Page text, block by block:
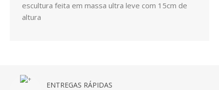
escultura feita em massa ultra leve com 15cm de
altura
ENTREGAS RÁPIDAS